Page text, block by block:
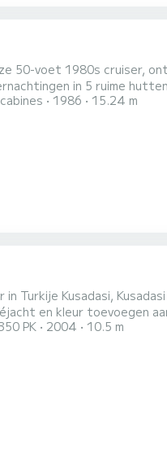
50-voet 1980s cruiser,
in 5 ruime
Elke van de vijf
1986 15.24 m
Turkije Kusadasi,
en kleur toevoegen
aan. Neem contact
PK 2004 10.5 m